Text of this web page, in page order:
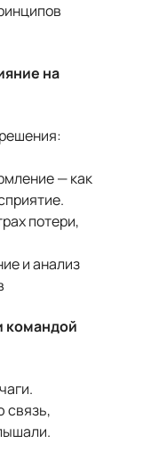
на
— как
потери,
и анализ
командой
связь,